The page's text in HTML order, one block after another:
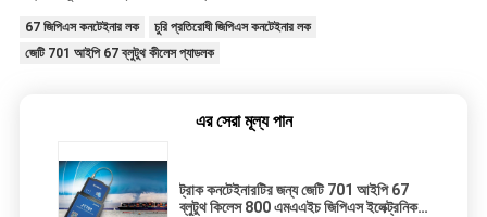
67 জিপিএস কনটেইনার লক
চুরি প্রতিরোধী জিপিএস কনটেইনার লক
জেটি 701 আইপি 67 ব্লুটুথ কীলেস প্যাডলক
এর সেরা মূল্য পান
ট্রাক কনটেইনারটির জন্য জেটি 701 আইপি 67
ব্লুটুথ কিলেস 800 এমএএইচ জিপিএস ইলেক্ট্রনিক